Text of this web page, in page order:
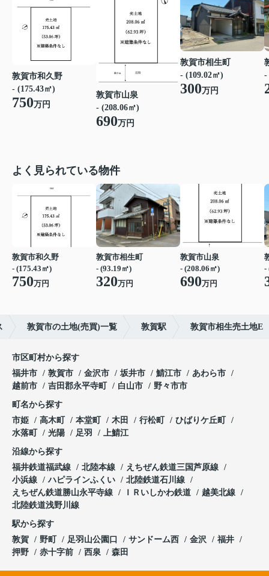
敦賀市和久野
- (175.43㎡)
750万円
敦賀市山泉
- (208.06㎡)
690万円
敦賀市相生町
- (109.02㎡)
300万円
-
よく見られている物件
敦賀市和久野
- (175.43㎡)
750万円
敦賀市相生町
- (93.19㎡)
320万円
敦賀市山泉
- (208.06㎡)
690万円
-
敦賀市の土地(売買)一覧 敦賀駅 敦賀市相生売土地E
市区町村から探す
福井市
敦賀市 金沢市 坂井市 鯖江市
あわら市
越前市
吉田郡永平寺町 白山市 野々市市
町名から探す
市姫
高木町 本堂町 木田 行松町
ひばりケ丘町
水落町
光陽 足羽 上鯖江
沿線から探す
福井鉄道福武線
北陸本線
えちぜん鉄道三国芦原線
小浜線
ハピラインふくい
北陸鉄道石川線
えちぜん鉄道勝山永平寺線
ＩＲいしかわ鉄道
越美北線
北陸鉄道浅野川線
駅から探す
敦賀
野町 足羽山公園口 サンドーム西 金沢
福井
押野
赤十字前 西泉 森田